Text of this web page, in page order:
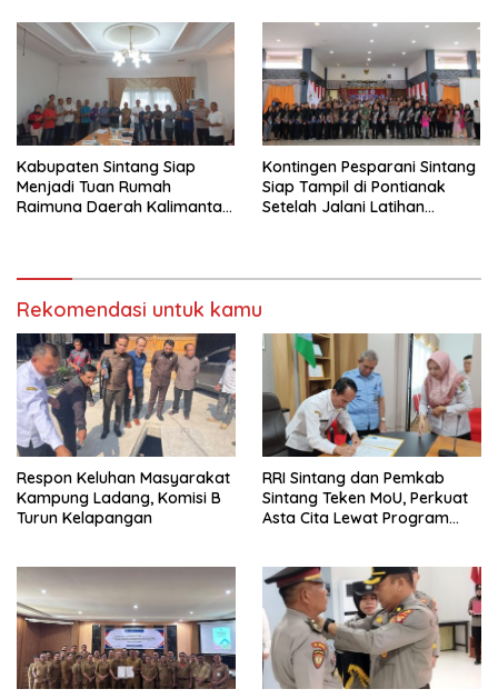
Kabupaten Sintang Siap
Menjadi Tuan Rumah
Raimuna Daerah Kalimantan
Kontingen Pesparani Sintang
Siap Tampil di Pontianak
Setelah Jalani Latihan
Rekomendasi untuk kamu
Respon Keluhan Masyarakat
Kampung Ladang, Komisi B
Turun Kelapangan
RRI Sintang dan Pemkab
Sintang Teken MoU, Perkuat
Asta Cita Lewat Program